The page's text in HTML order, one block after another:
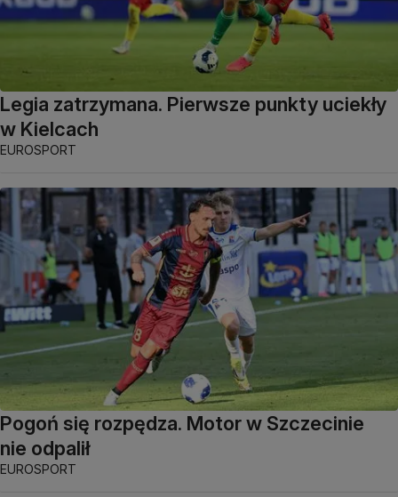
Legia zatrzymana. Pierwsze punkty uciekły
w Kielcach
EUROSPORT
Pogoń się rozpędza. Motor w Szczecinie
nie odpalił
EUROSPORT